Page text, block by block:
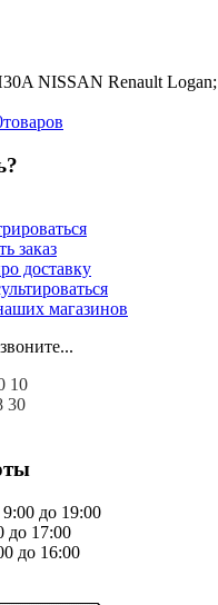
NISSAN Renault Logan;
товаров
заказ
доставку
магазинов
10
30
до 19:00
до 17:00
до 16:00